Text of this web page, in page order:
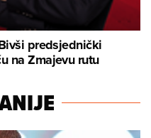
predsjednički
na Zmajevu rutu